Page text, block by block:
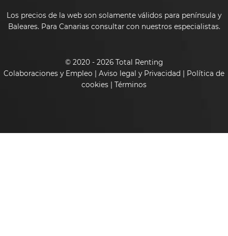
Los precios de la web son solamente válidos para península y
Baleares. Para Canarias consultar con nuestros especialistas.
© 2020 - 2026 Total Renting
Colaboraciones y Empleo
Aviso legal y Privacidad
Política de
cookies
Términos